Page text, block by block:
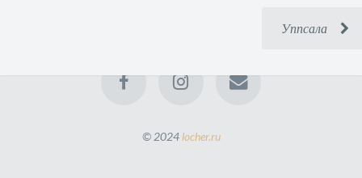
Уппсала
© 2024 locher.ru